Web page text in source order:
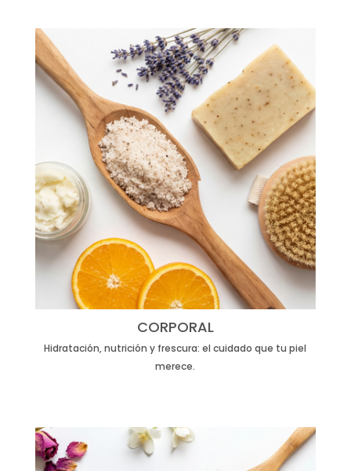
CORPORAL
Hidratación, nutrición y frescura: el cuidado que tu piel
merece.